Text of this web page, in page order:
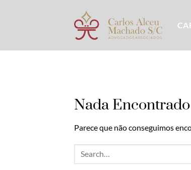
Nada Encontrado
Parece que não conseguimos